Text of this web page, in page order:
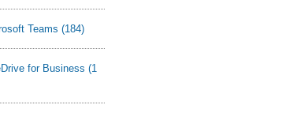
Teams (184)
for Business (1